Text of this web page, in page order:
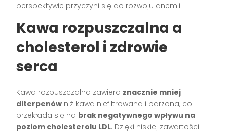
perspektywie przyczyni się do rozwoju anemii.
Kawa rozpuszczalna a
cholesterol i zdrowie
serca
Kawa rozpuszczalna zawiera znacznie mniej
diterpenów niż kawa niefiltrowana i parzona, co
przekłada się na brak negatywnego wpływu na
poziom cholesterolu LDL. Dzięki niskiej zawartości